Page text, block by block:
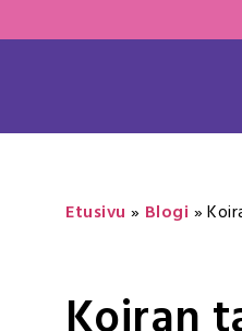
Etusivu » Blogi »